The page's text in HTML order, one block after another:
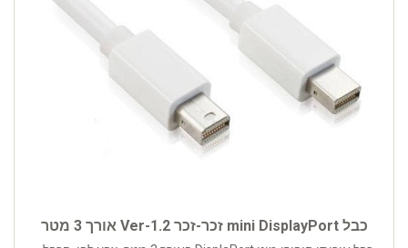
כבל mini DisplayPort זכר-זכר Ver-1.2 אורך 3 מטר